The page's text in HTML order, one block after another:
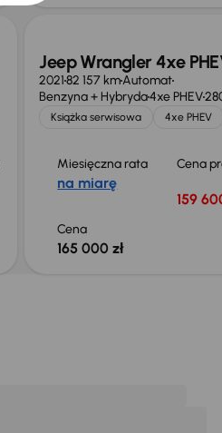
Jeep Wrangler 4xe
202182 157 kmAutomat
Benzyna + Hybryda4xe PHEV
Książka serwisowa 4xe PHEV
Miesięczna rata
na miarę
Cena
159
Cena
165 000 zł